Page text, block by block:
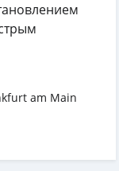
am Main